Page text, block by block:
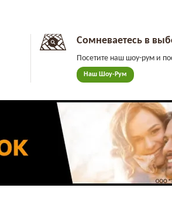
Сомневаетесь в
Посетите наш шоу-рум и
Наш Шоу-Рум